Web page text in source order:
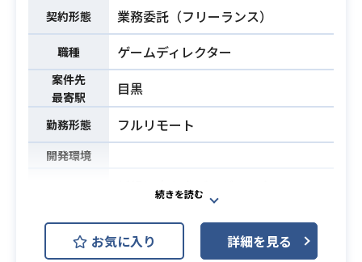
契約形態 業務委託（フリーランス）
職種 ゲームディレクター
案件先
最寄駅
目黒
勤務形態 フルリモート
開発環境
新規に立ち上げるゲームタイトルの
企画策定から仕様設計、
各種データの作成やバランス調整、
さらに開発ディレクションや進行管
お気に入り 詳細を見る